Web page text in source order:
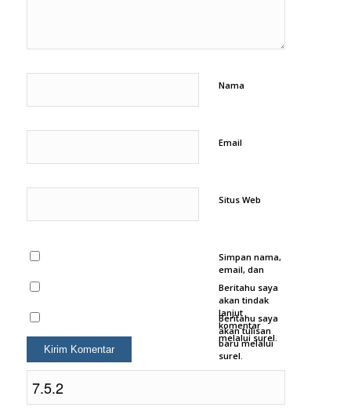
Nama
Email
Situs Web
Simpan nama,
email, dan
pada
peramban ini
untuk
komentar saya
berikutnya.
Beritahu saya
akan tindak
lanjut
komentar
melalui surel.
Beritahu saya
akan tulisan
baru melalui
surel.